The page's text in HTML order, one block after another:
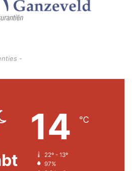
-
14 ℃
22º - 13º
97%